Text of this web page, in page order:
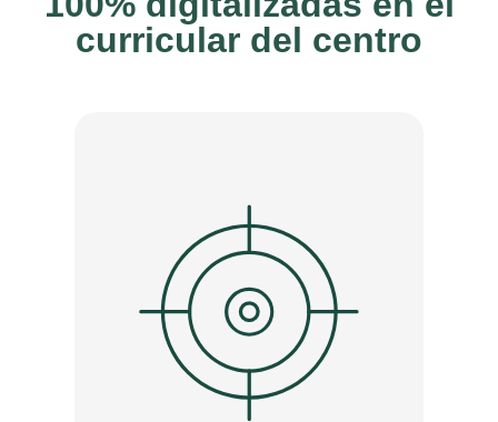
curricular del centro